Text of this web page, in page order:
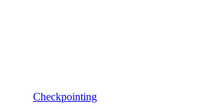
Checkpointing